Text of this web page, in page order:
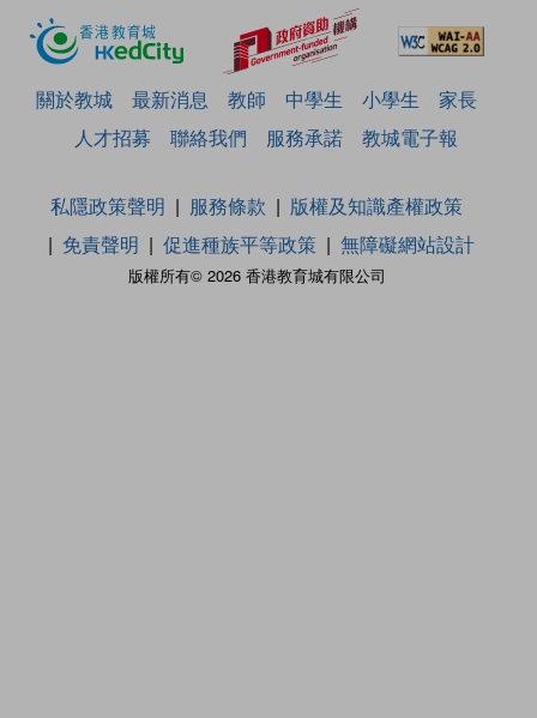
關於教城 最新消息 教師 中學生 小學生
家長
人才招募
聯絡我們 服務承諾 教城電子報
版權所有© 2026 香港教育城有限公司
私隱政策聲明 服務條款
版權及知識產權政策
免責聲明
促進種族平等政策 無障礙網站設計